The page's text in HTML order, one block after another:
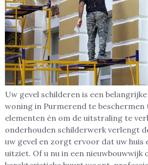
Uw gevel schilderen is een
woning in Purmerend te beschermen
elementen én om de uitstraling te
onderhouden schilderwerk verlengt
uw gevel en zorgt ervoor dat uw
uitziet. Of u nu in een nieuwbouwwijk